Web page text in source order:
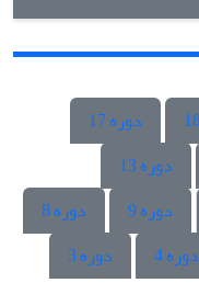
دوره 17
دوره 13
دوره 9
دوره 8
دوره 4
دوره 3